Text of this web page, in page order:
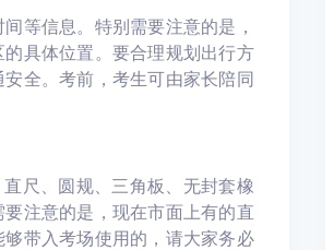
等信息。特别需要注意的是，
具体位置。要合理规划出行方
全。考前，考生可由家长陪同
尺、圆规、三角板、无封套橡
注意的是，现在市面上有的直
带入考场使用的，请大家务必